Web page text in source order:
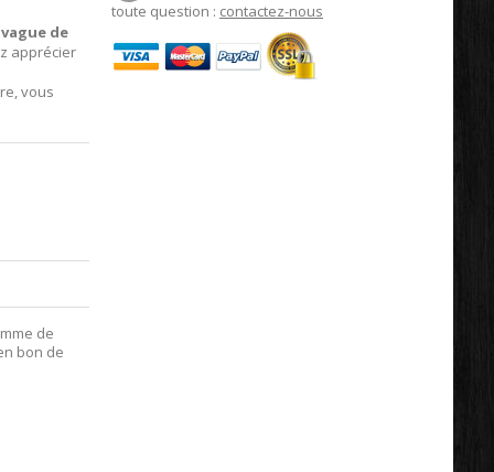
de
apprécier
vous
de
bon de
toute question : contactez-nous